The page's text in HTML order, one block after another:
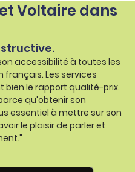
Voltaire dans
accessibilité à toutes les
français. Les services
le rapport qualité-prix.
qu'obtenir son
essentiel à mettre sur son
le plaisir de parler et